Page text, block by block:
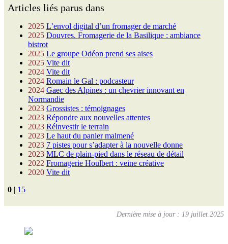
Articles liés parus dans
2025 L’envol digital d’un fromager de marché
2025 Douvres. Fromagerie de la Basilique : ambiance
bistrot
2025 Le groupe Odéon prend ses aises
2025 Vite dit
2024 Vite dit
2024 Romain le Gal : podcasteur
2024 Gaec des Alpines : un chevrier innovant en
Normandie
2023 Grossistes : témoignages
2023 Répondre aux nouvelles attentes
2023 Réinvestir le terrain
2023 Le haut du panier malmené
2023 7 pistes pour s’adapter à la nouvelle donne
2023 MLC de plain-pied dans le réseau de détail
2022 Fromagerie Houlbert : veine créative
2020 Vite dit
0 | 15
Dernière mise à jour : 19 juillet 2025